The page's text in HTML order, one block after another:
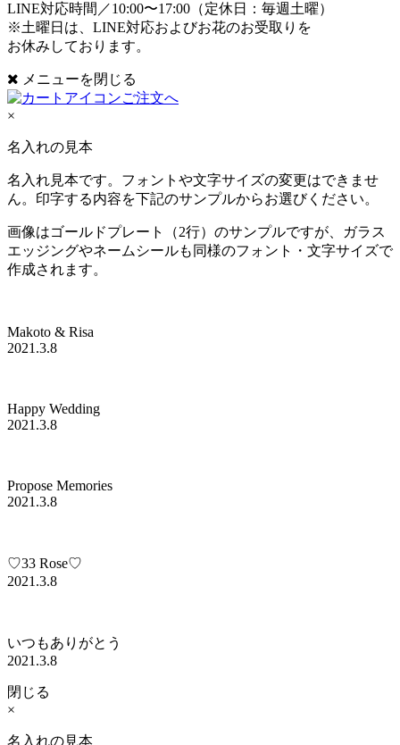
LINE対応時間／10:00〜17:00（定休日：毎週土曜）
※土曜日は、LINE対応およびお花のお受取りを
お休みしております。
メニューを閉じる
ご注文へ
×
名入れの見本
名入れ見本です。フォントや文字サイズの変更はできませ
ん。印字する内容を下記のサンプルからお選びください。
画像はゴールドプレート（2行）のサンプルですが、ガラス
エッジングやネームシールも同様のフォント・文字サイズで
作成されます。
Makoto & Risa
2021.3.8
Happy Wedding
2021.3.8
Propose Memories
2021.3.8
♡33 Rose♡
2021.3.8
いつもありがとう
2021.3.8
閉じる
×
名入れの見本